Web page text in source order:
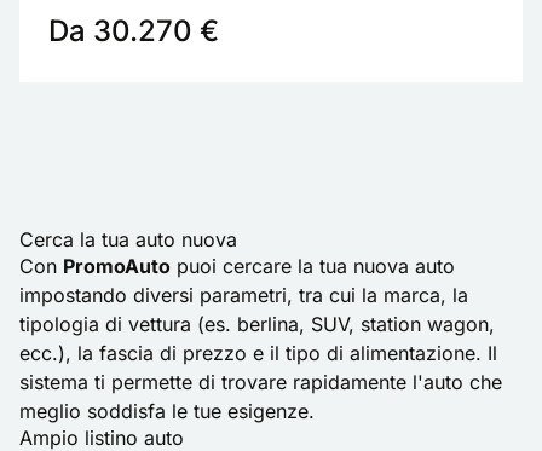
Da 30.270 €
Cerca la tua auto nuova
Con PromoAuto puoi cercare la tua nuova auto
impostando diversi parametri, tra cui la marca, la
tipologia di vettura (es. berlina, SUV, station wagon,
ecc.), la fascia di prezzo e il tipo di alimentazione. Il
sistema ti permette di trovare rapidamente l'auto che
meglio soddisfa le tue esigenze.
Ampio listino auto